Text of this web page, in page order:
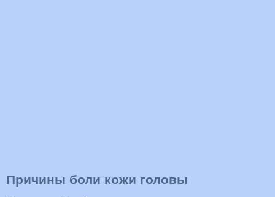
Причины боли кожи головы